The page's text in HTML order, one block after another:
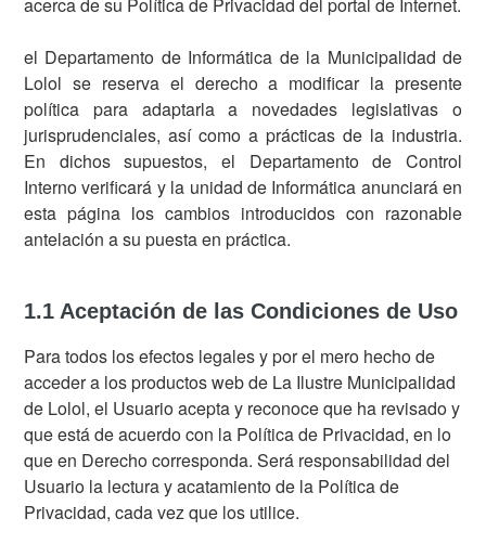
el Departamento de Informática de la Municipalidad de
Lolol se reserva el derecho a modificar la presente
política para adaptarla a novedades legislativas o
jurisprudenciales, así como a prácticas de la industria.
En dichos supuestos, el Departamento de Control
Interno verificará y la unidad de Informática anunciará en
esta página los cambios introducidos con razonable
antelación a su puesta en práctica.
1.1 Aceptación de las Condiciones de Uso
Para todos los efectos legales y por el mero hecho de
acceder a los productos web de La Ilustre Municipalidad
de Lolol, el Usuario acepta y reconoce que ha revisado y
que está de acuerdo con la Política de Privacidad, en lo
que en Derecho corresponda. Será responsabilidad del
Usuario la lectura y acatamiento de la Política de
Privacidad, cada vez que los utilice.